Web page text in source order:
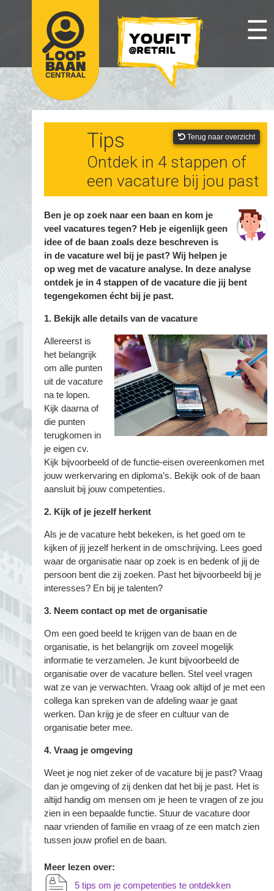
☰
Tips
Ontdek in 4 stappen of
een vacature bij jou past
Terug naar overzicht
Ben je op zoek naar een baan en kom je
veel vacatures tegen? Heb je eigenlijk geen
idee of de baan zoals deze beschreven is
in de vacature wel bij je past? Wij helpen je
op weg met de vacature analyse. In deze analyse
ontdek je in 4 stappen of de vacature die jij bent
tegengekomen écht bij je past.
1. Bekijk alle details van de vacature
Allereerst is
het belangrijk
om alle punten
uit de vacature
na te lopen.
Kijk daarna of
die punten
terugkomen in
je eigen cv.
Kijk bijvoorbeeld of de functie-eisen overeenkomen met
jouw werkervaring en diploma’s. Bekijk ook of de baan
aansluit bij jouw competenties.
2. Kijk of je jezelf herkent
Als je de vacature hebt bekeken, is het goed om te
kijken of jij jezelf herkent in de omschrijving. Lees goed
waar de organisatie naar op zoek is en bedenk of jij de
persoon bent die zij zoeken. Past het bijvoorbeeld bij je
interesses? En bij je talenten?
3. Neem contact op met de organisatie
Om een goed beeld te krijgen van de baan en de
organisatie, is het belangrijk om zoveel mogelijk
informatie te verzamelen. Je kunt bijvoorbeeld de
organisatie over de vacature bellen. Stel veel vragen
wat ze van je verwachten. Vraag ook altijd of je met een
collega kan spreken van de afdeling waar je gaat
werken. Dan krijg je de sfeer en cultuur van de
organisatie beter mee.
4. Vraag je omgeving
Weet je nog niet zeker of de vacature bij je past? Vraag
dan je omgeving of zij denken dat het bij je past. Het is
altijd handig om mensen om je heen te vragen of ze jou
zien in een bepaalde functie. Stuur de vacature door
naar vrienden of familie en vraag of ze een match zien
tussen jouw profiel en de baan.
Meer lezen over:
5 tips om je competenties te ontdekken